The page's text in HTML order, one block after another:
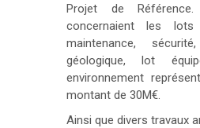
Projet de
concernaient les
maintenance,
géologique, lot
environnement
montant de 30M€.
Ainsi que divers travaux